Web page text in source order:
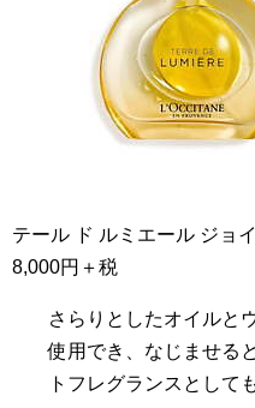
テール ド ルミエール ジョ
8,000円＋税
さらりとしたオイルと
使用でき、なじませる
トフレグランスとして